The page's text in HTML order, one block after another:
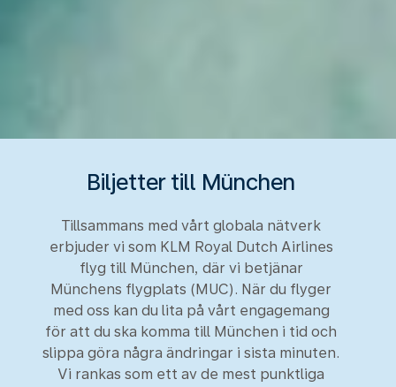
Biljetter till München
Tillsammans med vårt globala nätverk
erbjuder vi som KLM Royal Dutch Airlines
flyg till München, där vi betjänar
Münchens flygplats (MUC). När du flyger
med oss kan du lita på vårt engagemang
för att du ska komma till München i tid och
slippa göra några ändringar i sista minuten.
Vi rankas som ett av de mest punktliga